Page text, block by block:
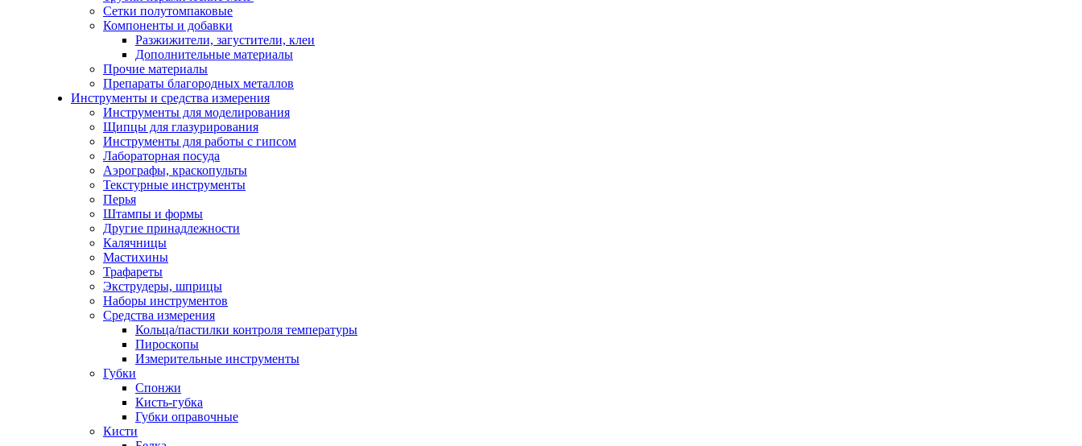
Сетки полутомпаковые
Компоненты и добавки
Разжижители, загустители, клеи
Дополнительные материалы
Прочие материалы
Препараты благородных металлов
Инструменты и средства измерения
Инструменты для моделирования
Щипцы для глазурирования
Инструменты для работы с гипсом
Лабораторная посуда
Аэрографы, краскопульты
Текстурные инструменты
Перья
Штампы и формы
Другие принадлежности
Калячницы
Мастихины
Трафареты
Экструдеры, шприцы
Наборы инструментов
Средства измерения
Кольца/пастилки контроля температуры
Пироскопы
Измерительные инструменты
Губки
Спонжи
Кисть-губка
Губки оправочные
Кисти